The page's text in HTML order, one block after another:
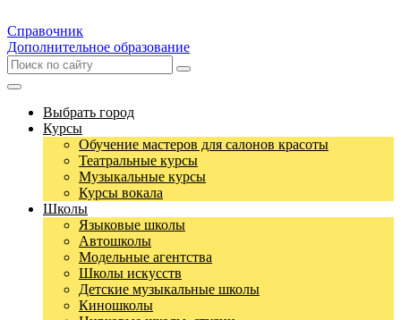
Справочник
Дополнительное образование
Выбрать город
Курсы
Обучение мастеров для салонов красоты
Театральные курсы
Музыкальные курсы
Курсы вокала
Школы
Языковые школы
Автошколы
Модельные агентства
Школы искусств
Детские музыкальные школы
Киношколы